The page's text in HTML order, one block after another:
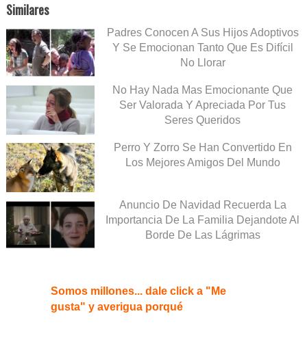
Similares
Padres Conocen A Sus Hijos Adoptivos
Y Se Emocionan Tanto Que Es Difícil
No Llorar
No Hay Nada Mas Emocionante Que
Ser Valorada Y Apreciada Por Tus
Seres Queridos
Perro Y Zorro Se Han Convertido En
Los Mejores Amigos Del Mundo
Anuncio De Navidad Recuerda La
Importancia De La Familia Dejandote Al
Borde De Las Lágrimas
Somos millones... dale click a "Me
gusta" y averigua porqué